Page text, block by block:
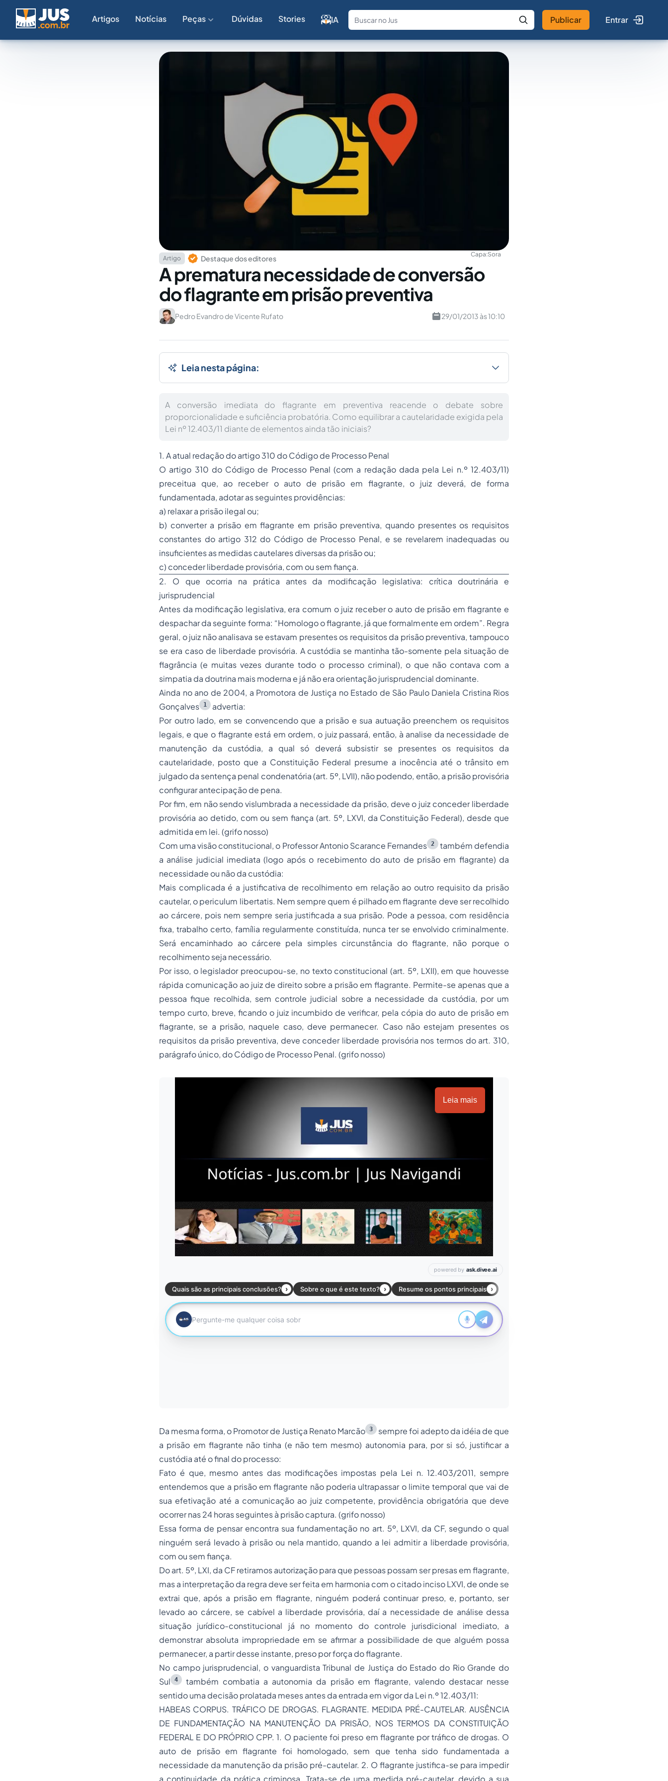
Artigos Notícias Peças Dúvidas Stories IA
Fale com a IA Buscar no Jus
Publicar Entrar
Capa:Sora
Artigo Destaque dos editores
A prematura necessidade de conversão
do flagrante em prisão preventiva
Pedro Evandro de Vicente Rufato 29/01/2013 às 10:10
Leia nesta página:
A conversão imediata do flagrante em preventiva reacende o debate sobre
proporcionalidade e suficiência probatória. Como equilibrar a cautelaridade exigida pela
Lei nº 12.403/11 diante de elementos ainda tão iniciais?
1. A atual redação do artigo 310 do Código de Processo Penal
O artigo 310 do Código de Processo Penal (com a redação dada pela Lei n.º 12.403/11)
preceitua que, ao receber o auto de prisão em flagrante, o juiz deverá, de forma
fundamentada, adotar as seguintes providências:
a) relaxar a prisão ilegal ou;
b) converter a prisão em flagrante em prisão preventiva, quando presentes os requisitos
constantes do artigo 312 do Código de Processo Penal, e se revelarem inadequadas ou
insuficientes as medidas cautelares diversas da prisão ou;
c) conceder liberdade provisória, com ou sem fiança.
2. O que ocorria na prática antes da modificação legislativa: crítica doutrinária e
jurisprudencial
Antes da modificação legislativa, era comum o juiz receber o auto de prisão em flagrante e
despachar da seguinte forma: “Homologo o flagrante, já que formalmente em ordem”. Regra
geral, o juiz não analisava se estavam presentes os requisitos da prisão preventiva, tampouco
se era caso de liberdade provisória. A custódia se mantinha tão-somente pela situação de
flagrância (e muitas vezes durante todo o processo criminal), o que não contava com a
simpatia da doutrina mais moderna e já não era orientação jurisprudencial dominante.
Ainda no ano de 2004, a Promotora de Justiça no Estado de São Paulo Daniela Cristina Rios
Gonçalves
1
advertia:
Por outro lado, em se convencendo que a prisão e sua autuação preenchem os requisitos
legais, e que o flagrante está em ordem, o juiz passará, então, à analise da necessidade de
manutenção da custódia, a qual só deverá subsistir se presentes os requisitos da
cautelaridade, posto que a Constituição Federal presume a inocência até o trânsito em
julgado da sentença penal condenatória (art. 5º, LVII), não podendo, então, a prisão provisória
configurar antecipação de pena.
Por fim, em não sendo vislumbrada a necessidade da prisão, deve o juiz conceder liberdade
provisória ao detido, com ou sem fiança (art. 5º, LXVI, da Constituição Federal), desde que
admitida em lei. (grifo nosso)
Com uma visão constitucional, o Professor Antonio Scarance Fernandes
2 também defendia
a análise judicial imediata (logo após o recebimento do auto de prisão em flagrante) da
necessidade ou não da custódia:
Mais complicada é a justificativa de recolhimento em relação ao outro requisito da prisão
cautelar, opericulum libertatis. Nem sempre quem é pilhado em flagrante deve ser recolhido
ao cárcere, pois nem sempre seria justificada a sua prisão. Pode a pessoa, com residência
fixa, trabalho certo, família regularmente constituída, nunca ter se envolvido criminalmente.
Será encaminhado ao cárcere pela simples circunstância do flagrante, não porque o
recolhimento seja necessário.
Por isso, o legislador preocupou-se, no texto constitucional (art. 5º, LXII), em que houvesse
rápida comunicação ao juiz de direito sobre a prisão em flagrante. Permite-se apenas que a
pessoa fique recolhida, sem controle judicial sobre a necessidade da custódia, por um
tempo curto, breve, ficando o juiz incumbido de verificar, pela cópia do auto de prisão em
flagrante, se a prisão, naquele caso, deve permanecer. Caso não estejam presentes os
requisitos da prisão preventiva, deve conceder liberdade provisória nos termos do art. 310,
parágrafo único, do Código de Processo Penal. (grifo nosso)
Leia mais
Da mesma forma, o Promotor de Justiça Renato Marcão 3
sempre foi adepto da idéia de que
a prisão em flagrante não tinha (e não tem mesmo) autonomia para, por si só, justificar a
custódia até o final do processo:
Fato é que, mesmo antes das modificações impostas pela Lei n. 12.403/2011, sempre
entendemos que a prisão em flagrante não poderia ultrapassar o limite temporal que vai de
sua efetivação até a comunicação ao juiz competente, providência obrigatória que deve
ocorrer nas 24 horas seguintes à prisão captura. (grifo nosso)
Essa forma de pensar encontra sua fundamentação no art. 5º, LXVI, da CF, segundo o qual
ninguém será levado à prisão ou nela mantido, quando a lei admitir a liberdade provisória,
com ou sem fiança.
Do art. 5º, LXI, da CF retiramos autorização para que pessoas possam ser presas em flagrante,
mas a interpretação da regra deve ser feita em harmonia com o citado inciso LXVI, de onde se
extrai que, após a prisão em flagrante, ninguém poderá continuar preso, e, portanto, ser
levado ao cárcere, se cabível a liberdade provisória, daí a necessidade de análise dessa
situação jurídico-constitucional já no momento do controle jurisdicional imediato, a
demonstrar absoluta impropriedade em se afirmar a possibilidade de que alguém possa
permanecer, a partir desse instante, preso por força do flagrante.
No campo jurisprudencial, o vanguardista Tribunal de Justiça do Estado do Rio Grande do
Sul
4
também combatia a autonomia da prisão em flagrante, valendo destacar nesse
sentido uma decisão prolatada meses antes da entrada em vigor da Lei n.º 12.403/11:
HABEAS CORPUS. TRÁFICO DE DROGAS. FLAGRANTE. MEDIDA PRÉ-CAUTELAR. AUSÊNCIA
DE FUNDAMENTAÇÃO NA MANUTENÇÃO DA PRISÃO, NOS TERMOS DA CONSTITUIÇÃO
FEDERAL E DO PRÓPRIO CPP. 1. O paciente foi preso em flagrante por tráfico de drogas. O
auto de prisão em flagrante foi homologado, sem que tenha sido fundamentada a
necessidade da manutenção da prisão pré-cautelar. 2. O flagrante justifica-se para impedir
a continuidade da prática criminosa. Trata-se de uma medida pré-cautelar, devido a sua